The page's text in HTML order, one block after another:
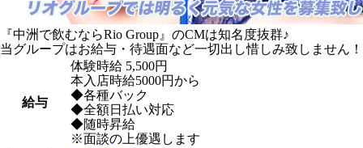
『中洲で飲むならRio Group』のCMは知名度抜群♪
当グループはお給与・待遇面など一切出し惜しみ致しません！
給与
体験時給 5,500円
本入店時給5000円から
◆各種バック
◆全額日払い対応
◆随時昇給
※面談の上優遇します